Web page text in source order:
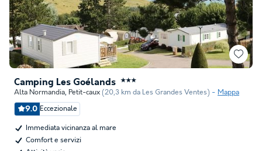
Camping Les Goélands ★★★
Alta Normandia, Petit-caux (20,3 km da Les Grandes Ventes) Mappa
9.0 Eccezionale
Immediata vicinanza al mare
Comfort e servizi